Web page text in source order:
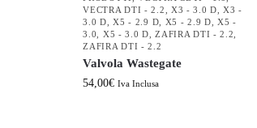
VECTRA DTI - 2.2
X3 - 3.0 D ,X3 -
3.0 D ,X5 - 2.9 D X5 - 2.9 D ,X5 -
3.0
X5 - 3.0 D ,ZAFIRA DTI - 2.2
ZAFIRA DTI - 2.2
Valvola Wastegate
54,00€ Iva Inclusa